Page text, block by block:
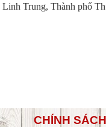
Trung, Thành phố
CHÍNH SÁCH